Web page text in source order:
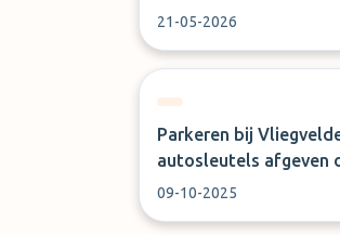
21-05-2026
Parkeren bij
autosleutels afgeven
09-10-2025